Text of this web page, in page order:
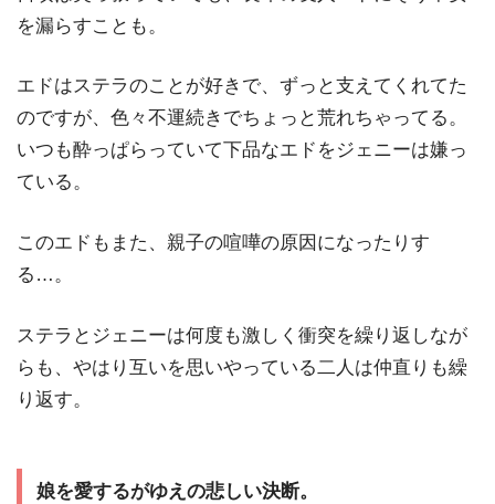
を漏らすことも。
エドはステラのことが好きで、ずっと支えてくれてた
のですが、色々不運続きでちょっと荒れちゃってる。
いつも酔っぱらっていて下品なエドをジェニーは嫌っ
ている。
このエドもまた、親子の喧嘩の原因になったりす
る…。
ステラとジェニーは何度も激しく衝突を繰り返しなが
らも、やはり互いを思いやっている二人は仲直りも繰
り返す。
娘を愛するがゆえの悲しい決断。